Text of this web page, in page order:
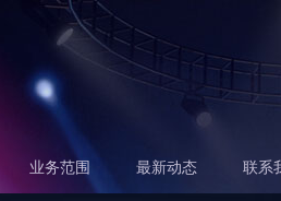
业务范围 最新动态 联系